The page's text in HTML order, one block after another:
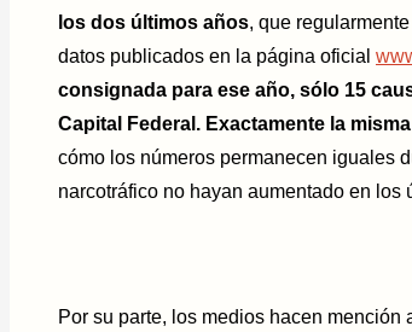
los dos últimos años, que
datos publicados en la página oficial
consignada para ese año, sólo 15
Capital Federal. Exactamente la
cómo los números permanecen iguales
narcotráfico no hayan aumentado en los
Por su parte, los medios hacen